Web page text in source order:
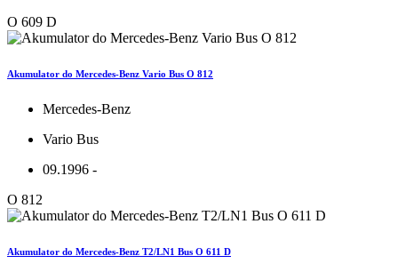
O 609 D
Akumulator do Mercedes-Benz Vario Bus O 812
Mercedes-Benz
Vario Bus
09.1996 -
O 812
Akumulator do Mercedes-Benz T2/LN1 Bus O 611 D